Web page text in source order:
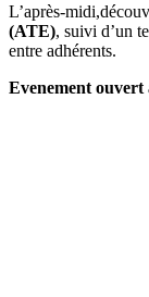
L’après-
(ATE), suivi d’un
entre adhérents.
Evenement